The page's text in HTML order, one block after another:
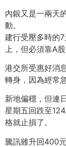
內銀又是一兩天
動。
建行受壓多時的
上，但必須靠A
港交所受惠好消
轉身，因為經常
新地偏穩，但連
星期五回跌至
格就止損了。
騰訊雖升回400